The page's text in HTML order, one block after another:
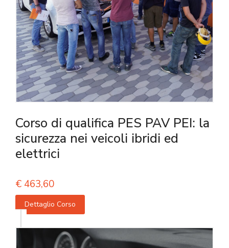
Corso di qualifica PES PAV PEI: la
sicurezza nei veicoli ibridi ed
elettrici
€ 463,60
Dettaglio Corso